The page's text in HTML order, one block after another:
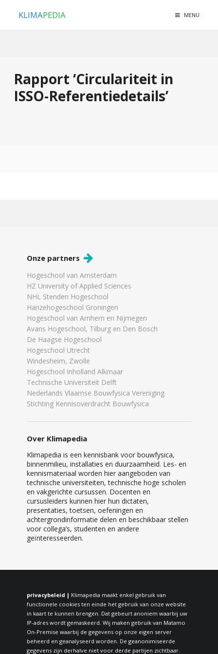
KLIMAPEDIA MENU
Rapport ‘Circulariteit in
ISSO-Referentiedetails’
Onze partners
Hogeschool van Amsterdam
HZ University of Applied Sciences
NHL Stenden Hogeschool
Hanzehogeschool Groningen
Hogeschool van Arnhem en Nijmegen
Avans Hogeschool, Tilburg en Den Bosch
De Haagse Hogeschool
Hogeschool Utrecht
Windesheim, Zwolle
Hogeschool Inholland Alkmaar
Technische Universiteit Delft
Nederlands Vlaamse Bouwfysica Vereniging
Stichting Kennisoverdracht Bouwfysica
Over Klimapedia
Klimapedia is een kennisbank voor bouwfysica,
binnenmilieu, installaties en duurzaamheid. Les- en
kennismateriaal worden hier aangeboden van
technische universiteiten, technische hoge scholen
en vakgerichte cursussen. Docenten en
cursusleiders kunnen hier hun dictaten,
presentaties, toetsen, oefeningen en
achtergrondinformatie delen en beschikbaar stellen
voor collega’s, studenten en andere
geïnteresseerden.
privacybeleid | Klimapedia maakt enkel gebruik van
functionele cookies ten einde het gebruik van onze website
in kaart te kunnen brengen. Dat gebeurt anoniem waarbij uw
IP-adres wordt gemaskeerd. Wij maken gebruik van Matamo
On-Premise waarbij de gegevens op onze eigen server
beheerd en geanalyseerd worden. De geanonimiseerde
gegevens zijn derhalve niet voor derde partijen zichtbaar.